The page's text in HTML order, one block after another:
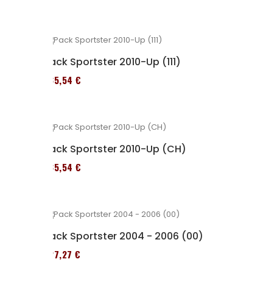
Pack Sportster 2010-Up (111)
235,54 €
Pack Sportster 2010-Up (CH)
235,54 €
Pack Sportster 2004 - 2006 (00)
227,27 €